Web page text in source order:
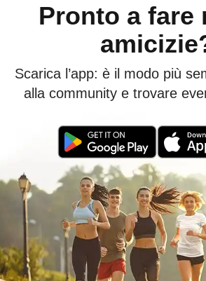
Pronto a fare
Scarica l’app: è il modo più
alla community e trovare